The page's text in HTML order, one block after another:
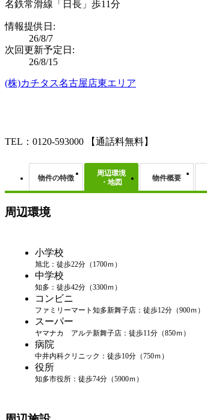
名鉄常滑線「日長」歩11分
情報提供日:
26/8/7
次回更新予定日:
26/8/15
(株)カチタス名古屋店東エリア
TEL：0120-593000 【通話料無料】
物件の特徴
周辺環境
・地図
物件概要
周辺環境
小学校
旭北：徒歩22分（1700ｍ）
中学校
知多：徒歩42分（3300ｍ）
コンビニ
ファミリーマート知多新舞子店：徒歩12分（900ｍ）
スーパー
ヤマナカ アルテ新舞子店：徒歩11分（850ｍ）
病院
中井内科クリニック：徒歩10分（750ｍ）
役所
知多市役所：徒歩74分（5900ｍ）